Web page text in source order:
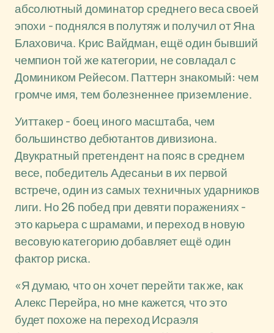
абсолютный доминатор среднего веса своей
эпохи - поднялся в полутяж и получил от Яна
Блаховича. Крис Вайдман, ещё один бывший
чемпион той же категории, не совладал с
Домиником Рейесом. Паттерн знакомый: чем
громче имя, тем болезненнее приземление.
Уиттакер - боец иного масштаба, чем
большинство дебютантов дивизиона.
Двукратный претендент на пояс в среднем
весе, победитель Адесаньи в их первой
встрече, один из самых техничных ударников
лиги. Но 26 побед при девяти поражениях -
это карьера с шрамами, и переход в новую
весовую категорию добавляет ещё один
фактор риска.
«Я думаю, что он хочет перейти так же, как
Алекс Перейра, но мне кажется, что это
будет похоже на переход Исраэля